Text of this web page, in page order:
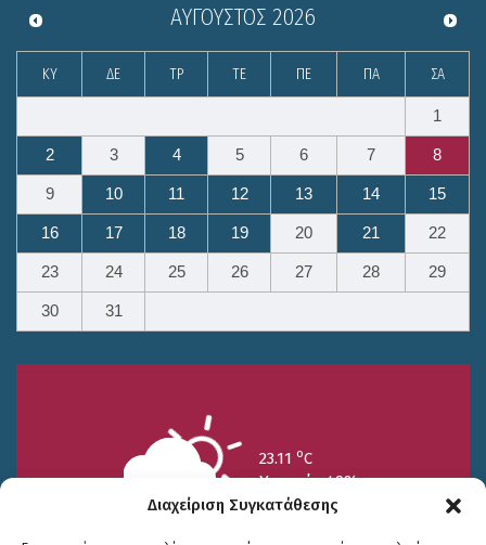
Διαχείριση Συγκατάθεσης
ΑΎΓΟΥΣΤΟΣ 2026
ΚΥ ΔΕ ΤΡ ΤΕ ΠΕ ΠΑ ΣΑ
1
2 3 4 5 6 7 8
9 10 11 12 13 14 15
16 17 18 19 20 21 22
23 24 25 26 27 28 29
30 31
23.11 oC
Υγρασία 49%